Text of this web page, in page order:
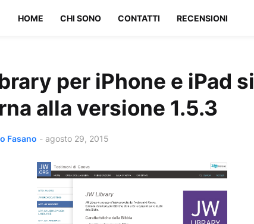
HOME CHI SONO CONTATTI RECENSIONI
per iPhone e iPad si
alla versione 1.5.3
Fasano - agosto 29, 2015